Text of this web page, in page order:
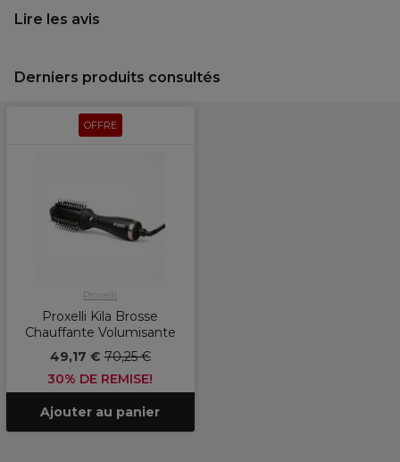
Lire les avis
Derniers produits consultés
OFFRE
Proxelli
Proxelli Kila Brosse
Chauffante Volumisante
49,17 €70,25 €
30% DE REMISE!
Ajouter au panier